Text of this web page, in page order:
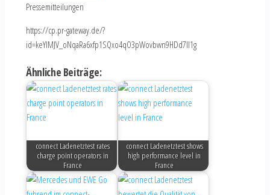
Pressemitteilungen
https://cp.pr-gateway.de/?
id=keYlMJV_oNqaRa6xfp1SQxo4qO3pWovbwn9HDd7Il1g
Ähnliche Beiträge:
connect Ladenetztest rates
charge point operators in
France
connect Ladenetztest shows
high performance level in
France